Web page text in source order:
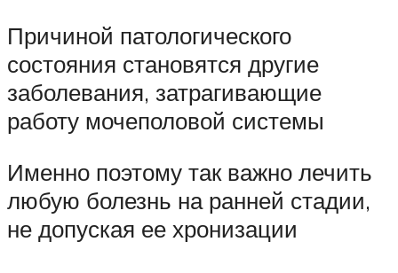
Причиной патологического
состояния становятся другие
заболевания, затрагивающие
работу мочеполовой системы
Именно поэтому так важно лечить
любую болезнь на ранней стадии,
не допуская ее хронизации